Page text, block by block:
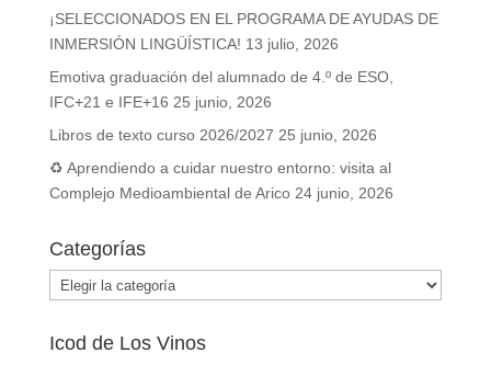
¡SELECCIONADOS EN EL PROGRAMA DE AYUDAS DE
INMERSIÓN LINGÜÍSTICA! 13 julio, 2026
Emotiva graduación del alumnado de 4.º de ESO,
IFC+21 e IFE+16 25 junio, 2026
Libros de texto curso 2026/2027 25 junio, 2026
♻️ Aprendiendo a cuidar nuestro entorno: visita al
Complejo Medioambiental de Arico 24 junio, 2026
Categorías
Categorías
Icod de Los Vinos